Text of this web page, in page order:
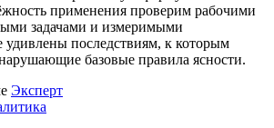
применения проверим рабочими
задачами и измеримыми
удивлены последствиям, к которым
базовые правила ясности.
Эксперт